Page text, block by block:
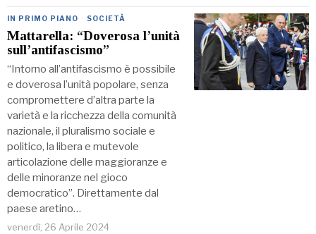
IN PRIMO PIANO · SOCIETÀ
Mattarella: “Doverosa l’unità
sull’antifascismo”
“Intorno all’antifascismo è possibile
e doverosa l’unità popolare, senza
compromettere d’altra parte la
varietà e la ricchezza della comunità
nazionale, il pluralismo sociale e
politico, la libera e mutevole
articolazione delle maggioranze e
delle minoranze nel gioco
democratico”. Direttamente dal
paese aretino…
venerdì, 26 Aprile 2024